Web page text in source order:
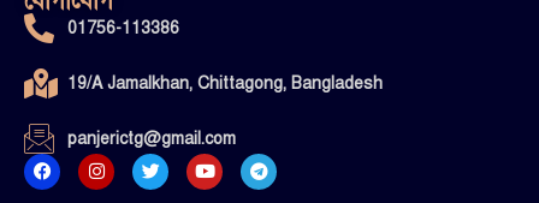
01756-113386
19/A Jamalkhan, Chittagong, Bangladesh
panjerictg@gmail.com